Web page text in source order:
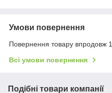
Умови повернення
Повернення товару впродовж
Всі умови повернення
Подібні товари компанії